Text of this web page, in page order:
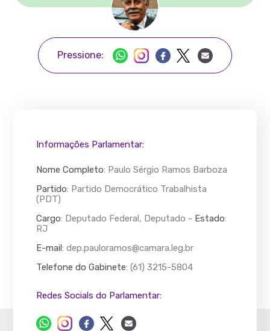
Pressione:
Informações Parlamentar:
Nome Completo: Paulo Sérgio Ramos Barboza
Partido: Partido Democrático Trabalhista
(PDT)
Cargo: Deputado Federal, Deputado - Estado:
RJ
E-mail:dep.pauloramos@camara.leg.br
Telefone do Gabinete: (61) 3215-5804
Redes Socials do Parlamentar: